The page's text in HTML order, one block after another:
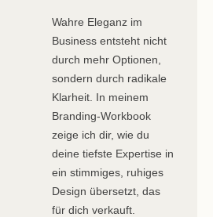
Wahre Eleganz im
Business entsteht nicht
durch mehr Optionen,
sondern durch radikale
Klarheit. In meinem
Branding-Workbook
zeige ich dir, wie du
deine tiefste Expertise in
ein stimmiges, ruhiges
Design übersetzt, das
für dich verkauft.